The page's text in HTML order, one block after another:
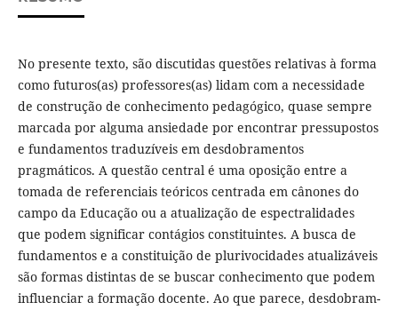
No presente texto, são discutidas questões relativas à forma
como futuros(as) professores(as) lidam com a necessidade
de construção de conhecimento pedagógico, quase sempre
marcada por alguma ansiedade por encontrar pressupostos
e fundamentos traduzíveis em desdobramentos
pragmáticos. A questão central é uma oposição entre a
tomada de referenciais teóricos centrada em cânones do
campo da Educação ou a atualização de espectralidades
que podem significar contágios constituintes. A busca de
fundamentos e a constituição de plurivocidades atualizáveis
são formas distintas de se buscar conhecimento que podem
influenciar a formação docente. Ao que parece, desdobram-